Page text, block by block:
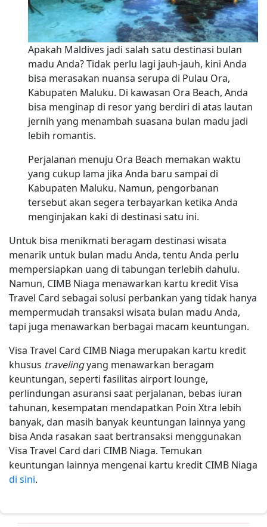
Apakah Maldives jadi salah satu destinasi bulan
madu Anda? Tidak perlu lagi jauh-jauh, kini Anda
bisa merasakan nuansa serupa di Pulau Ora,
Kabupaten Maluku. Di kawasan Ora Beach, Anda
bisa menginap di resor yang berdiri di atas lautan
jernih yang menambah suasana bulan madu jadi
lebih romantis.
Perjalanan menuju Ora Beach memakan waktu
yang cukup lama jika Anda baru sampai di
Kabupaten Maluku. Namun, pengorbanan
tersebut akan segera terbayarkan ketika Anda
menginjakan kaki di destinasi satu ini.
Untuk bisa menikmati beragam destinasi wisata
menarik untuk bulan madu Anda, tentu Anda perlu
mempersiapkan uang di tabungan terlebih dahulu.
Namun, CIMB Niaga menawarkan kartu kredit Visa
Travel Card sebagai solusi perbankan yang tidak hanya
mempermudah transaksi wisata bulan madu Anda,
tapi juga menawarkan berbagai macam keuntungan.
Visa Travel Card CIMB Niaga merupakan kartu kredit
khusus travelingyang menawarkan beragam
keuntungan, seperti fasilitas airport lounge,
perlindungan asuransi saat perjalanan, bebas iuran
tahunan, kesempatan mendapatkan Poin Xtra lebih
banyak, dan masih banyak keuntungan lainnya yang
bisa Anda rasakan saat bertransaksi menggunakan
Visa Travel Card dari CIMB Niaga. Temukan
keuntungan lainnya mengenai kartu kredit CIMB Niaga
di sini.